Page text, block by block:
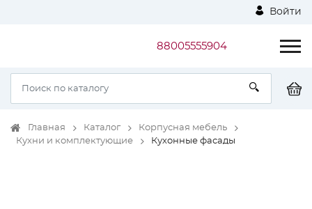
Войти
88005555904
Главная Каталог
Корпусная мебель
Кухни и комплектующие
Кухонные фасады